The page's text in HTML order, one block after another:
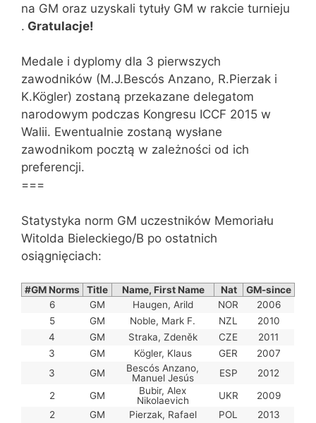
na GM oraz uzyskali tytuły GM w rakcie turnieju
. Gratulacje!
Medale i dyplomy dla 3 pierwszych
zawodników (M.J.Bescós Anzano, R.Pierzak i
K.Kögler) zostaną przekazane delegatom
narodowym podczas Kongresu ICCF 2015 w
Walii. Ewentualnie zostaną wysłane
zawodnikom pocztą w zależności od ich
preferencji.
===
Statystyka norm GM uczestników Memoriału
Witolda Bieleckiego/B po ostatnich
osiągnięciach:
#GM Norms Title Name, First Name Nat
GM-since
6
GM Haugen, Arild NOR
2006
5
GM Noble, Mark F. NZL
2010
4
GM Straka, Zdeněk CZE
2011
3
GM Kögler, Klaus GER
2007
3
GM
Bescós Anzano,
Manuel Jesús
ESP
2012
2
GM
Bubir, Alex
Nikolaevich
UKR
2009
2
GM Pierzak, Rafael POL 2013